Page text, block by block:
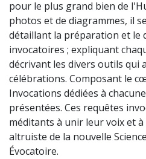
pour le plus grand bien de
photos et de diagrammes, il
détaillant la préparation et le
invocatoires ; expliquant
décrivant les divers outils qui
célébrations. Composant le
Invocations dédiées à
présentées. Ces requêtes
méditants à unir leur voix et
altruiste de la nouvelle
Évocatoire.